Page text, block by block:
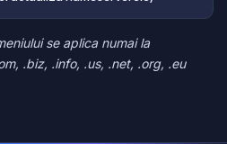
se aplica numai la
.biz, .info, .us, .net, .org, .eu